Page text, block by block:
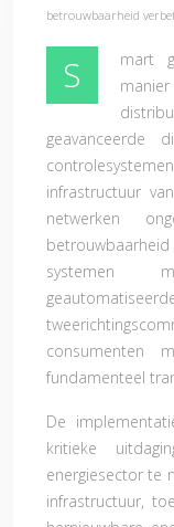
betrouwbaarheid
S
mart
geavanceerde
infrastructuur
netwerken
systemen
consumenten
fundamenteel
De
kritieke
energiesector te
infrastructuur,